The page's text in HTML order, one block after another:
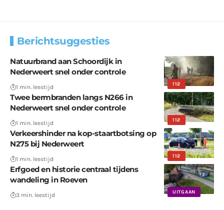
Berichtsuggesties
112
Natuurbrand aan Schoordijk in
Nederweert snel onder controle
1 min. leestijd
112
Twee bermbranden langs N266 in
Nederweert snel onder controle
1 min. leestijd
112
Verkeershinder na kop-staartbotsing op
N275 bij Nederweert
1 min. leestijd
UITGAAN
Erfgoed en historie centraal tijdens
wandeling in Roeven
3 min. leestijd